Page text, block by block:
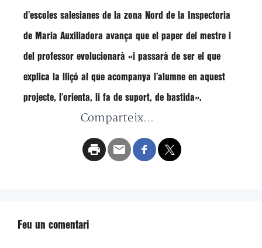
d’escoles salesianes de la zona Nord de la Inspectoria
de Maria Auxiliadora avança que el paper del mestre i
del professor evolucionarà «i passarà de ser el que
explica la lliçó al que acompanya l’alumne en aquest
projecte, l’orienta, li fa de suport, de bastida».
Comparteix...
Feu un comentari